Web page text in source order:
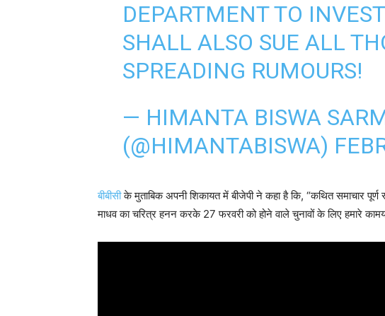
DEPARTMENT TO
SHALL ALSO SUE ALL
SPREADING RUMOURS!
— HIMANTA BISWA
(@HIMANTABISWA)
बीबीसीके मुताबिक अपनी शिकायत में बीजेपी ने कहा है कि, “कथित समाचार पूर्ण
माधव का चरित्र हनन करके 27 फरवरी को होने वाले चुनावों के लिए हमारे